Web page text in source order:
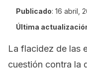
Publicado: 16 abril,
Última
La flacidez de las
cuestión contra la